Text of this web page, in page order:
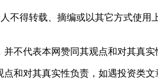
不得转载、摘编或以其它方式使用
不代表本网赞同其观点和对其真实
和对其真实性负责，如遇投资类